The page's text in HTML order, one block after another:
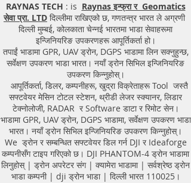
RAYNAS TECH : is Raynas इन्फ्रा र Geomatics
सेवा प्रा. LTD दिल्लीमा राखिएको छ, गणतन्त्र भारत ले अग्रणी
दिल्ली मुम्बई, कोलकाता चेन्नई भारतमा भाडा सेवाहरूमा
इन्जिनियरिङ उपकरणहरू आपूर्तिकर्ता हो।
तपाईं भाडामा GPR, UAV ड्रोन, DGPS भाडामा लिन सक्नुहुन्छ,
सर्वेक्षण उपकरण भाडा भारत। नयाँ ड्रोन सिभिल इन्जिनियरिङ
उपकरण किन्नुहोस्।
आपूर्तिकर्ता, डिलर, कम्पनीहरू, खुद्रा विक्रेताहरू Tool जस्तै
सफ्टवेयर मेसिन टोटल स्टेशन, थ्रीडी लेजर स्क्यानर, लिडार
टेक्नोलोजी, RADAR र Software डाटा र रिमोट सेन।
भाडामा GPR, UAV ड्रोन, DGPS भाडामा, सर्वेक्षण उपकरण भाडा
भारत। नयाँ ड्रोन सिभिल इन्जिनियरिङ उपकरण किन्नुहोस्।
We ड्रोन र सम्बन्धित सफ्टवेयर डिल गर्न DJI र Ideaforge
कम्पनीसँग टाइप गरिएको छ। DJI PHANTOM-4 ड्रोन भाडामा
लिनुहोस् | ड्रोन अपरेटर संग | क्यामेरा भाडामा | सर्वश्रेष्ठ ड्रोन
भाडा कम्पनी | dji ड्रोन भाडा | दिल्ली भारत 110025।